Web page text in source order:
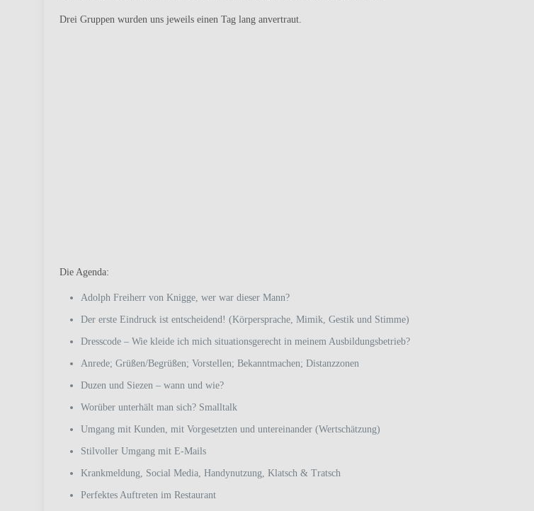
Drei Gruppen wurden uns jeweils einen Tag lang anvertraut.
Die Agenda:
Adolph Freiherr von Knigge, wer war dieser Mann?
Der erste Eindruck ist entscheidend! (Körpersprache, Mimik, Gestik und Stimme)
Dresscode – Wie kleide ich mich situationsgerecht in meinem Ausbildungsbetrieb?
Anrede; Grüßen/Begrüßen; Vorstellen; Bekanntmachen; Distanzzonen
Duzen und Siezen – wann und wie?
Worüber unterhält man sich? Smalltalk
Umgang mit Kunden, mit Vorgesetzten und untereinander (Wertschätzung)
Stilvoller Umgang mit E-Mails
Krankmeldung, Social Media, Handynutzung, Klatsch & Tratsch
Perfektes Auftreten im Restaurant